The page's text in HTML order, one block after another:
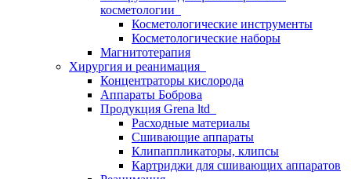
косметологии
Косметологические инструменты
Косметологические наборы
Магнитотерапия
Хирургия и реанимация
Концентраторы кислорода
Аппараты Боброва
Продукция Grena ltd
Расходные материалы
Сшивающие аппараты
Клипаппликаторы, клипсы
Картриджи для сшивающих аппаратов